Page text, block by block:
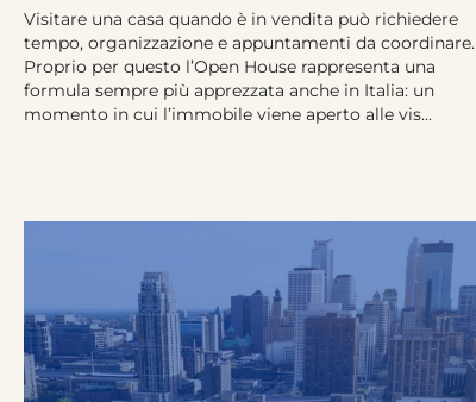
Visitare una casa quando è in vendita può richiedere
tempo, organizzazione e appuntamenti da coordinare.
Proprio per questo l’Open House rappresenta una
formula sempre più apprezzata anche in Italia: un
momento in cui l’immobile viene aperto alle vis...